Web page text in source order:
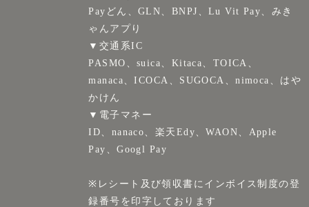
Payどん、GLN、BNPJ、Lu Vit Pay、みき
ゃんアプり
▼交通系IC
PASMO、suica、Kitaca、TOICA、
manaca、ICOCA、SUGOCA、nimoca、はや
かけん
▼電子マネー
ID、nanaco、楽天Edy、WAON、Apple
Pay、Googl Pay
※レシート及び領収書にインボイス制度の登
録番号を印字しております